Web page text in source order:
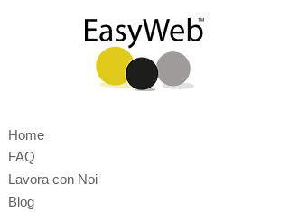
Home
FAQ
Lavora con Noi
Blog